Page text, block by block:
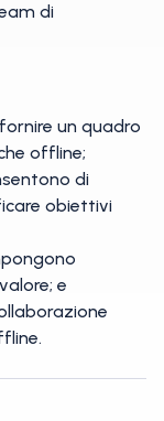
di
un quadro
offline;
di
obiettivi
e